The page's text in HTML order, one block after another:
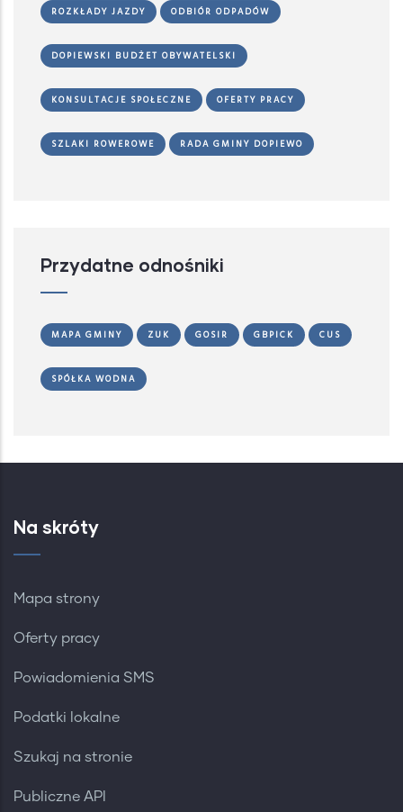
ROZKŁADY JAZDY ODBIÓR ODPADÓW
DOPIEWSKI BUDŻET OBYWATELSKI
KONSULTACJE SPOŁECZNE OFERTY PRACY
SZLAKI ROWEROWE RADA GMINY DOPIEWO
Przydatne odnośniki
MAPA GMINY ZUK GOSIR GBPICK CUS
SPÓŁKA WODNA
Na skróty
Mapa strony
Oferty pracy
Powiadomienia SMS
Podatki lokalne
Szukaj na stronie
Publiczne API